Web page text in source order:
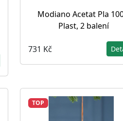
Modiano Acetat Pla
Plast, 2 balení
731 Kč
TOP